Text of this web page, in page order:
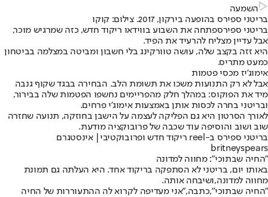
השמעה
בריטני ספירס בהופעה בירקון, 2017. צילום: קוקו
בריטני ספירספתחה את השבוע בווידאו ריקוד חדש, כזה שמרגיש מוכר,
אבל עדיין מצליח להרעיד את הפיד.
היא זזה בקצב שלה, עושה טוורקינג בלי חשבון ומביטה במצלמה בביטחון
כמעט מתריס.
אימוג'יז מכסי פטמות
אבל לא רק התנועות משכו את תשומת הלב. הבחירה בבגד שקוף גנבה
מיד את הפוקוס: במהלך חלק מהפריימים נחשפו הפטמות שלה בבירור,
ובריטני בחרה לכסות אותן באמצעות אימוג’י פרחים.
לאורך הסרטון היא גם הפליקה לעצמה על הישבן בחוזקה, תנועה שחזרה
שוב ושוב והוסיפה עוד שכבה של פרובוקציה מודעת.
בריטני ספירס ב-reel ריקוד חדש ופרובוקטיבי| אינסטגרם
britneyspears
"החיה שבתוכי": מחווה למדונה
באותו יום, בריטני לא הסתפקה בריקוד אחד. היא העלתה גם תמונת
מחווה למדונה,ושיבחה אותה.
"החיה שבתוכי",כתבה,"אני מעדיפה לקרוא לה ההתעוררות של החיה